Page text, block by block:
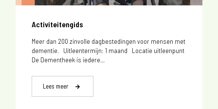
Activiteitengids
Meer dan 200 zinvolle dagbestedingen voor mensen met
dementie. Uitleentermijn: 1 maand Locatie uitleenpunt
De Dementheek is iedere...
Lees meer